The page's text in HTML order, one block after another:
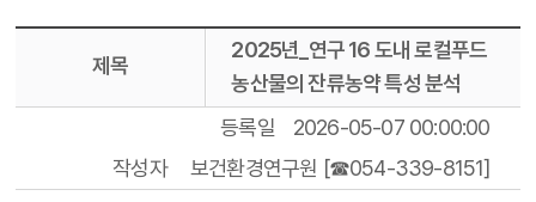
제목
2025년_연구 16 도내 로컬푸드
농산물의 잔류농약 특성 분석
등록일
2026-05-07 00:00:00
작성자
보건환경연구원 [☎054-339-8151]